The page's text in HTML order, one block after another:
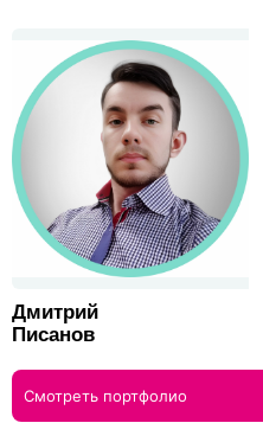
Дмитрий
Писанов
Смотреть портфолио